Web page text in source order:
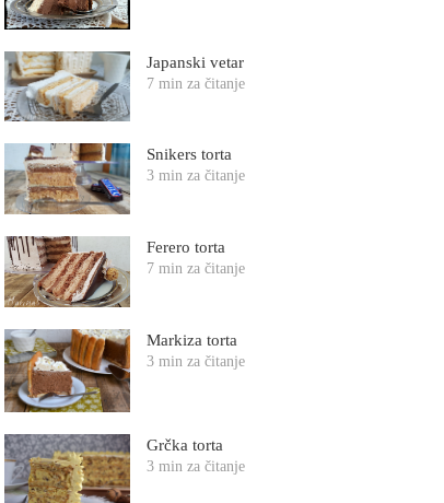
Japanski vetar
7 min za čitanje
Snikers torta
3 min za čitanje
Ferero torta
7 min za čitanje
Markiza torta
3 min za čitanje
Grčka torta
3 min za čitanje